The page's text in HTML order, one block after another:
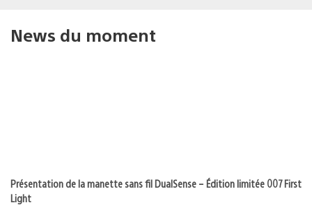
News du moment
Présentation de la manette sans fil DualSense – Édition limitée 007 First
Light